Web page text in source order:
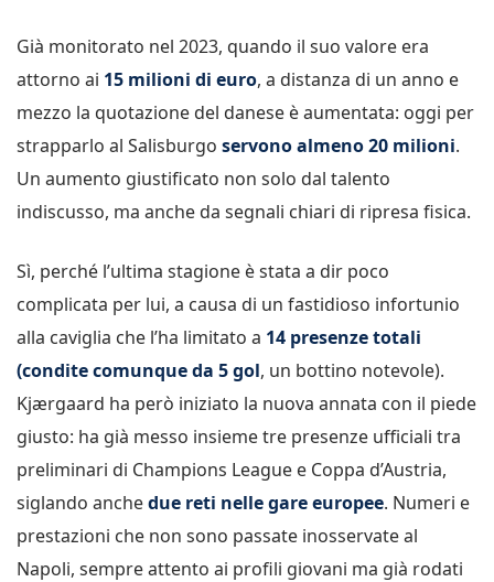
Già monitorato nel 2023, quando il suo valore era
attorno ai 15 milioni di euro, a distanza di un anno e
mezzo la quotazione del danese è aumentata: oggi per
strapparlo al Salisburgo servono almeno 20 milioni.
Un aumento giustificato non solo dal talento
indiscusso, ma anche da segnali chiari di ripresa fisica.
Sì, perché l’ultima stagione è stata a dir poco
complicata per lui, a causa di un fastidioso infortunio
alla caviglia che l’ha limitato a 14 presenze totali
(condite comunque da 5 gol, un bottino notevole).
Kjærgaard ha però iniziato la nuova annata con il piede
giusto: ha già messo insieme tre presenze ufficiali tra
preliminari di Champions League e Coppa d’Austria,
siglando anchedue reti nelle gare europee. Numeri e
prestazioni che non sono passate inosservate al
Napoli, sempre attento ai profili giovani ma già rodati